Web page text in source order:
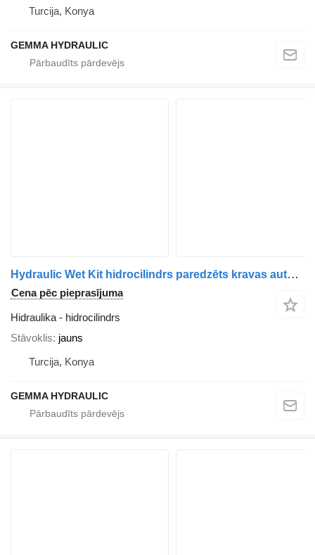
Turcija, Konya
GEMMA HYDRAULIC
Hydraulic Wet Kit hidrocilindrs paredzēts kravas automašīnas
Cena pēc pieprasījuma
Hidraulika - hidrocilindrs
Stāvoklis jauns
Turcija, Konya
GEMMA HYDRAULIC